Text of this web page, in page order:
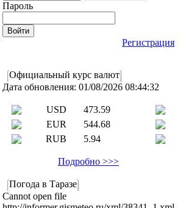
Пароль
Регистрация
Официальный курс валют
Дата обновления: 01/08/2026 08:44:32
USD
473.59
EUR
544.68
RUB
5.94
Подробно >>>
Погода в Таразе
Cannot open file